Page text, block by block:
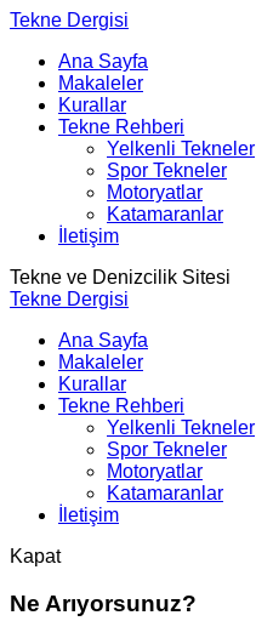
Tekne Dergisi
Ana Sayfa
Makaleler
Kurallar
Tekne Rehberi
Yelkenli Tekneler
Spor Tekneler
Motoryatlar
Katamaranlar
İletişim
Tekne ve Denizcilik Sitesi
Tekne Dergisi
Ana Sayfa
Makaleler
Kurallar
Tekne Rehberi
Yelkenli Tekneler
Spor Tekneler
Motoryatlar
Katamaranlar
İletişim
Kapat
Ne Arıyorsunuz?